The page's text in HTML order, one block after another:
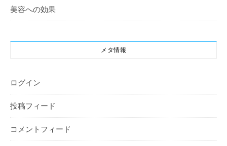
美容への効果
メタ情報
ログイン
投稿フィード
コメントフィード